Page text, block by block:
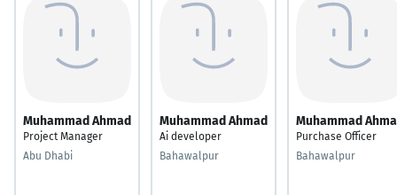
Muhammad Ahmad
Project Manager
Abu Dhabi
Muhammad Ahmad
Ai developer
Bahawalpur
Muhammad
Purchase Officer
Bahawalpur